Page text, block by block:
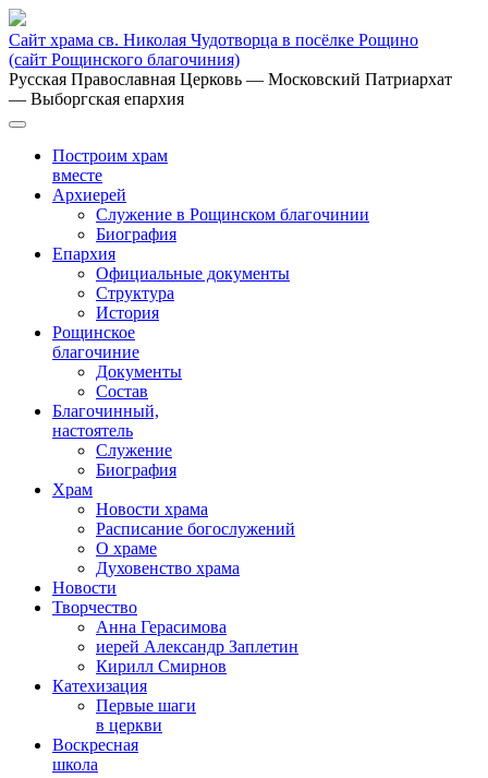
Сайт храма св. Николая Чудотворца в посёлке Рощино
(сайт Рощинского благочиния)
Русская Православная Церковь — Московский Патриархат
— Выборгская епархия
Построим храм
вместе
Архиерей
Служение в Рощинском благочинии
Биография
Епархия
Официальные документы
Структура
История
Рощинское
благочиние
Документы
Состав
Благочинный,
настоятель
Служение
Биография
Храм
Новости храма
Расписание богослужений
О храме
Духовенство храма
Новости
Творчество
Анна Герасимова
иерей Александр Заплетин
Кирилл Смирнов
Катехизация
Первые шаги
в церкви
Воскресная
школа